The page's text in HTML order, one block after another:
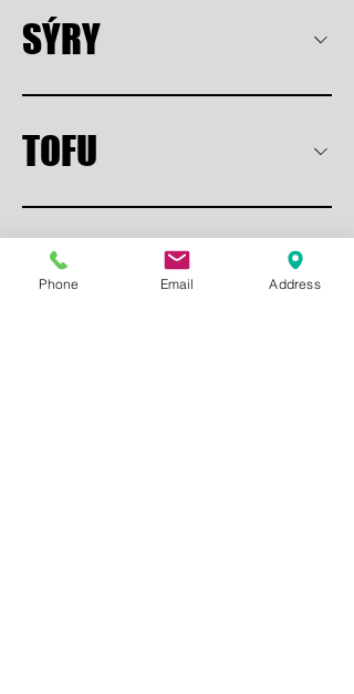
SÝRY
TOFU
Lávové kousky
Phone Email Address